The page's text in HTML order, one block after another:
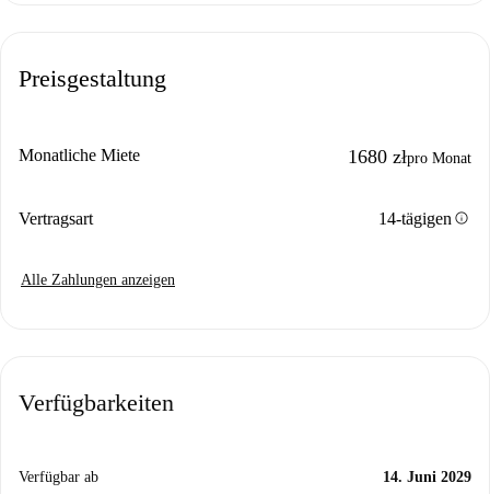
Preisgestaltung
Monatliche Miete 1680 złpro Monat
Vertragsart 14-tägigen info
Alle Zahlungen anzeigen
Verfügbarkeiten
Verfügbar ab 14. Juni 2029